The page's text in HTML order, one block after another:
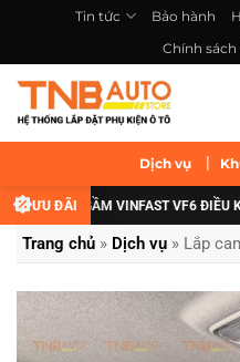
nội
dung
Tin tức Bảo hành
Chính sách
Dịch vụ |
ƯU ĐÃI
GẦM VINFAST VF6 ĐIỀU KHIỂN
Trang chủ » Dịch vụ » Lắp